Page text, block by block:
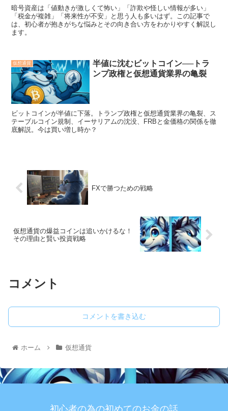
暗号資産は「値動きが激しくて怖い」「詐欺や怪しい情報が多い」
「税金が複雑」「将来性が不安」と思う人も多いはず。この記事で
は、初心者が抱きがちな悩みとその向き合い方をわかりやすく解説し
ます。
仮想通貨
半値に沈むビットコイン──トラ
ンプ政権と仮想通貨業界の亀裂
ビットコインが半値に下落。トランプ政権と仮想通貨業界の亀裂、ス
テーブルコイン規制、イーサリアムの沈没、FRBと金価格の関係を徹
底解説。今は買い増し時か？
FXで勝つための戦略
仮想通貨の爆益コインは追いかけるな！
その理由と賢い投資戦略
コメント
コメントを書き込む
ホーム 仮想通貨